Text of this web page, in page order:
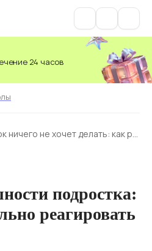
24 часов
ничего не хочет делать: как ро
подростка:
реагировать